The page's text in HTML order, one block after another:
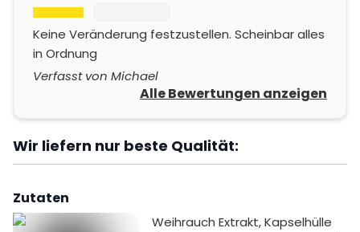
Keine Veränderung festzustellen. Scheinbar alles
in Ordnung
Verfasst von Michael
Alle Bewertungen anzeigen
Wir liefern nur beste Qualität:
Zutaten
Weihrauch Extrakt, Kapselhülle